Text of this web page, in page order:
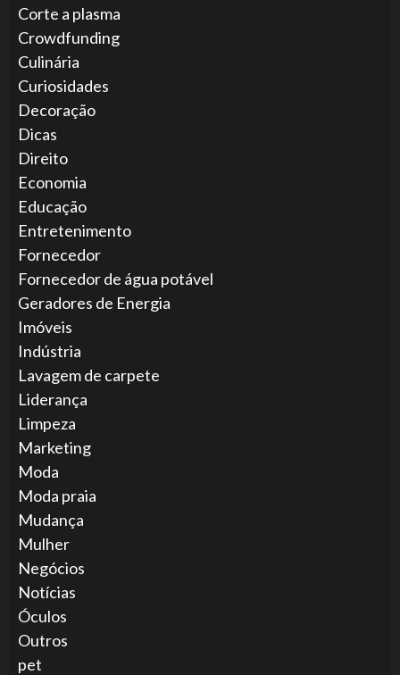
Corte a plasma
Crowdfunding
Culinária
Curiosidades
Decoração
Dicas
Direito
Economia
Educação
Entretenimento
Fornecedor
Fornecedor de água potável
Geradores de Energia
Imóveis
Indústria
Lavagem de carpete
Liderança
Limpeza
Marketing
Moda
Moda praia
Mudança
Mulher
Negócios
Notícias
Óculos
Outros
pet